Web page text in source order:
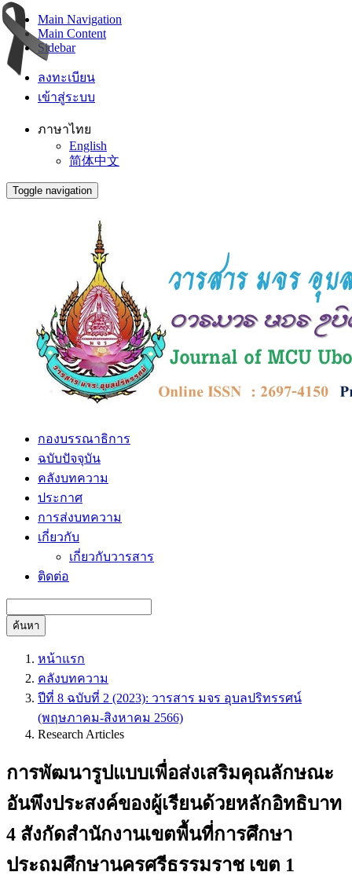
Main Navigation
Main Content
Sidebar
ลงทะเบียน
เข้าสู่ระบบ
ภาษาไทย
English
简体中文
Toggle navigation
กองบรรณาธิการ
ฉบับปัจจุบัน
คลังบทความ
ประกาศ
การส่งบทความ
เกี่ยวกับ
เกี่ยวกับวารสาร
ติดต่อ
ค้นหา
หน้าแรก
คลังบทความ
ปีที่ 8 ฉบับที่ 2 (2023): วารสาร มจร อุบลปริทรรศน์
(พฤษภาคม-สิงหาคม 2566)
Research Articles
การพัฒนารูปแบบเพื่อส่งเสริมคุณลักษณะ
อันพึงประสงค์ของผู้เรียนด้วยหลักอิทธิบาท
4 สังกัดสำนักงานเขตพื้นที่การศึกษา
ประถมศึกษานครศรีธรรมราช เขต 1